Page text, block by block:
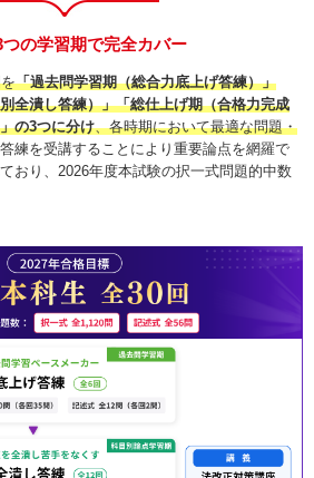
の学習期で完全カバー
「過去問学習期（総合力底上げ答練）」
全潰し答練）」「総仕上げ期（合格力完成
の3つに分け、各時期において最適な問題・
練を受講することにより重要論点を網羅で
おり、2026年度本試験の択一式問題的中数